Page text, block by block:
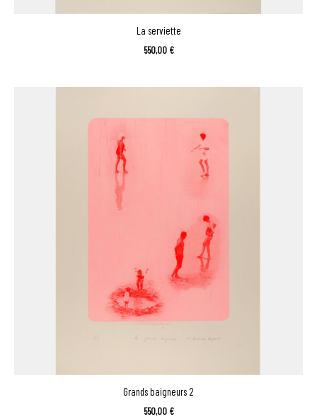
La serviette
550,00 €
Grands baigneurs 2
550,00 €